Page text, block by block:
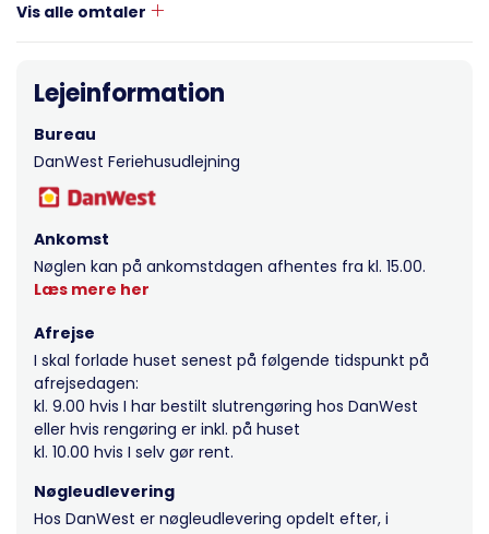
Vis alle omtaler
Lejeinformation
Bureau
DanWest Feriehusudlejning
Ankomst
Nøglen kan på ankomstdagen afhentes fra kl. 15.00.
Læs mere her
Afrejse
I skal forlade huset senest på følgende tidspunkt på
afrejsedagen:
kl. 9.00 hvis I har bestilt slutrengøring hos DanWest
eller hvis rengøring er inkl. på huset
kl. 10.00 hvis I selv gør rent.
Nøgleudlevering
Hos DanWest er nøgleudlevering opdelt efter, i